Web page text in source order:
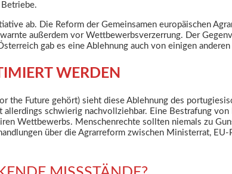
ab. Die Reform der Gemeinsamen europäischen
außerdem vor Wettbewerbsverzerrung. Der
gab es eine Ablehnung auch von einigen
WERDEN
the Future gehört) sieht diese Ablehnung des
schwierig nachvollziehbar. Eine Bestrafung
Wettbewerbs. Menschenrechte sollten niemals zu
über die Agrarreform zwischen Ministerrat,